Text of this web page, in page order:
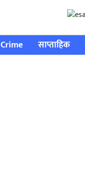
Crime साप्ताहिक